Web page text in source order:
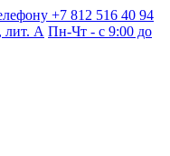
+7 812 516 40 94
лит. А Пн-Чт - с 9:00 до